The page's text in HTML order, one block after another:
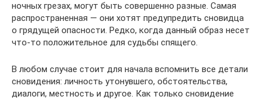
ночных грезах, могут быть совершенно разные. Самая
распространенная — они хотят предупредить сновидца
о грядущей опасности. Редко, когда данный образ несет
что-то положительное для судьбы спящего.
В любом случае стоит для начала вспомнить все детали
сновидения: личность утонувшего, обстоятельства,
диалоги, местность и другое. Как только сновидение